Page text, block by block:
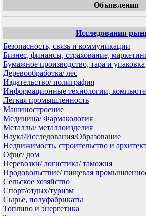
Объявления
Исследования
Безопасность, связь и коммуникации
Бизнес, финансы, страхование,
Бумажное производство, тара и упаковка
Деревообработка/ лес
Издательство/ полиграфия
Информационные технологии,
Легкая промышленность
Машиностроение
Медицина/ Фармакология
Металлы/ металлоизделия
Наука/Исследования/Образование
Недвижимость, строительство и
Офис/ дом
Перевозки/ логистика/ таможня
Продовольствие/ пищевая
Сельское хозяйство
Спорт/отдых/туризм
Сырье, полуфабрикаты
Топливо и энергетика